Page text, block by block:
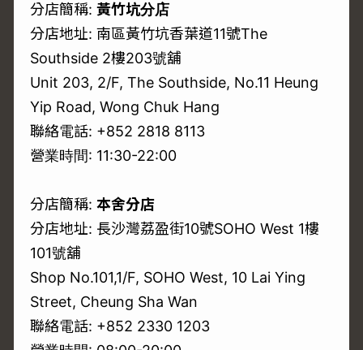
分店簡稱: 黃竹坑分店
分店地址: 南區黃竹坑香葉道11號The
Southside 2樓203號舖
Unit 203, 2/F, The Southside, No.11 Heung
Yip Road, Wong Chuk Hang
聯絡電話: +852 2818 8113
營業時間: 11:30-22:00
分店簡稱: 本舍分店
分店地址: 長沙灣荔盈街10號SOHO West 1樓
101號舖
Shop No.101,1/F, SOHO West, 10 Lai Ying
Street, Cheung Sha Wan
聯絡電話: +852 2330 1203